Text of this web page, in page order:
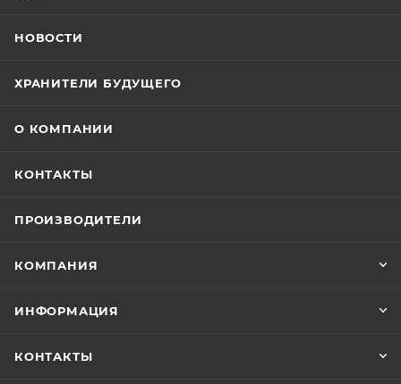
НОВОСТИ
ХРАНИТЕЛИ БУДУЩЕГО
О КОМПАНИИ
КОНТАКТЫ
ПРОИЗВОДИТЕЛИ
КОМПАНИЯ
ИНФОРМАЦИЯ
КОНТАКТЫ